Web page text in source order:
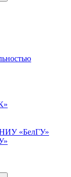
«БелГУ»